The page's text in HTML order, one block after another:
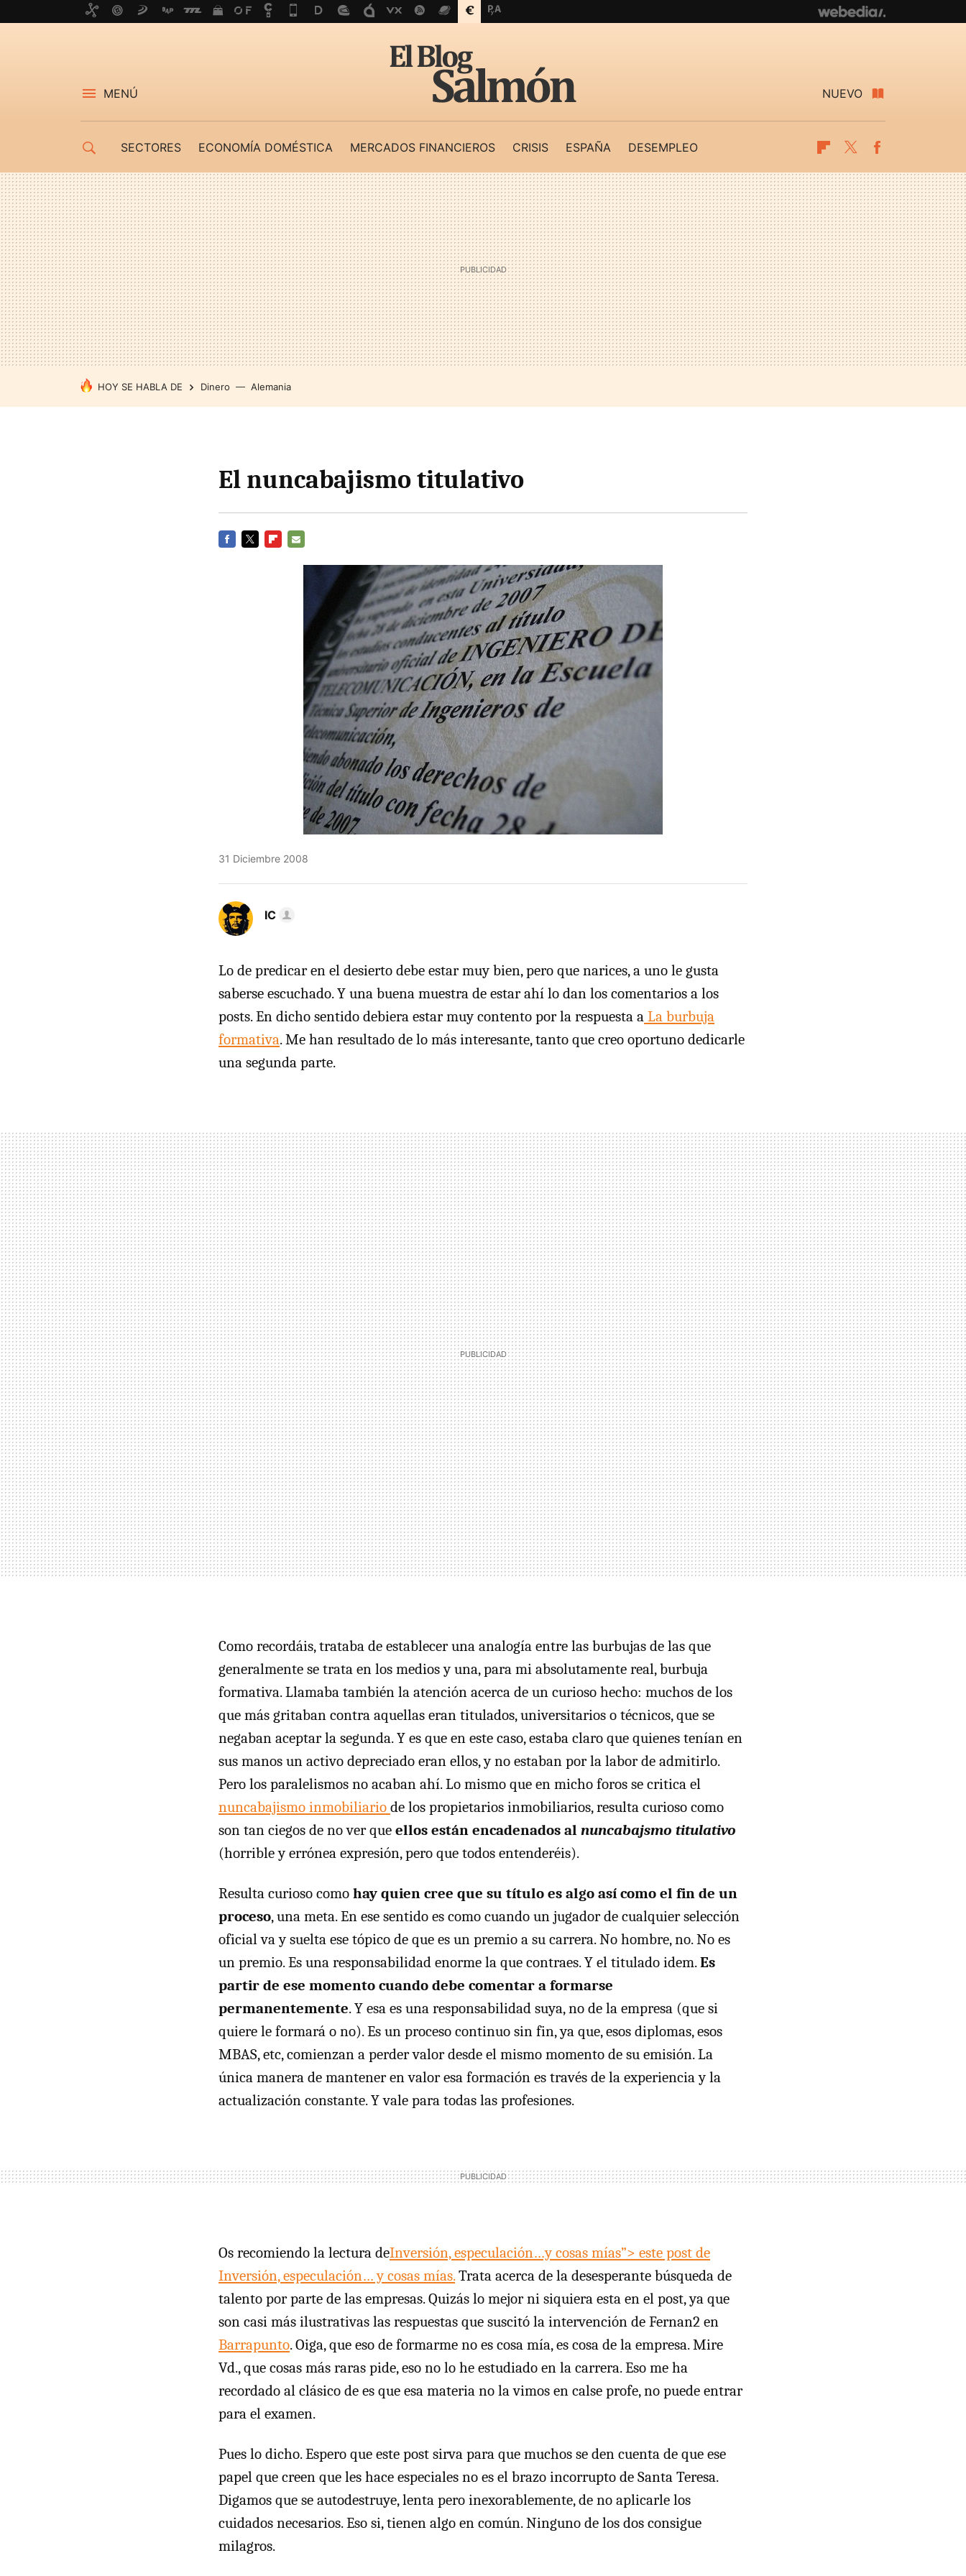
MENÚ NUEVO
SECTORES ECONOMÍA DOMÉSTICA MERCADOS FINANCIEROS CRISIS ESPAÑA DESEMPLEO Flipboard
Twitter
HOY SE HABLA DE Dinero Alemania
El nuncabajismo titulativo
31 Diciembre 2008
IC
Lo de predicar en el desierto debe estar muy bien, pero que narices, a uno le gusta
saberse escuchado. Y una buena muestra de estar ahí lo dan los comentarios a los
posts. En dicho sentido debiera estar muy contento por la respuesta a La burbuja
formativa. Me han resultado de lo más interesante, tanto que creo oportuno dedicarle
una segunda parte.
Como recordáis, trataba de establecer una analogía entre las burbujas de las que
generalmente se trata en los medios y una, para mi absolutamente real, burbuja
formativa. Llamaba también la atención acerca de un curioso hecho: muchos de los
que más gritaban contra aquellas eran titulados, universitarios o técnicos, que se
negaban aceptar la segunda. Y es que en este caso, estaba claro que quienes tenían en
sus manos un activo depreciado eran ellos, y no estaban por la labor de admitirlo.
Pero los paralelismos no acaban ahí. Lo mismo que en micho foros se critica el
nuncabajismo inmobiliario de los propietarios inmobiliarios, resulta curioso como
son tan ciegos de no ver que ellos están encadenados al nuncabajsmo titulativo
(horrible y errónea expresión, pero que todos entenderéis).
Resulta curioso como hay quien cree que su título es algo así como el fin de un
proceso, una meta. En ese sentido es como cuando un jugador de cualquier selección
oficial va y suelta ese tópico de que es un premio a su carrera. No hombre, no. No es
un premio. Es una responsabilidad enorme la que contraes. Y el titulado idem.Es
partir de ese momento cuando debe comentar a formarse
permanentemente. Y esa es una responsabilidad suya, no de la empresa (que si
quiere le formará o no). Es un proceso continuo sin fin, ya que, esos diplomas, esos
MBAS, etc, comienzan a perder valor desde el mismo momento de su emisión. La
única manera de mantener en valor esa formación es través de la experiencia y la
actualización constante. Y vale para todas las profesiones.
Os recomiendo la lectura deInversión, especulación…y cosas mías”> este post de
Inversión, especulación… y cosas mías.Trata acerca de la desesperante búsqueda de
talento por parte de las empresas. Quizás lo mejor ni siquiera esta en el post, ya que
son casi más ilustrativas las respuestas que suscitó la intervención de Fernan2 en
Barrapunto. Oiga, que eso de formarme no es cosa mía, es cosa de la empresa. Mire
Vd., que cosas más raras pide, eso no lo he estudiado en la carrera. Eso me ha
recordado al clásico de es que esa materia no la vimos en calse profe, no puede entrar
para el examen.
Pues lo dicho. Espero que este post sirva para que muchos se den cuenta de que ese
papel que creen que les hace especiales no es el brazo incorrupto de Santa Teresa.
Digamos que se autodestruye, lenta pero inexorablemente, de no aplicarle los
cuidados necesarios. Eso si, tienen algo en común. Ninguno de los dos consigue
milagros.